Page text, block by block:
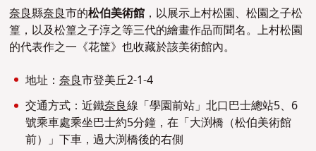
奈良縣奈良市的松伯美術館 ，以展示上村松園、松園之子松
篁，以及松篁之子淳之等三代的繪畫作品而聞名。上村松園
的代表作之一《花筐》也收藏於該美術館內。
地址： 奈良市登美丘2-1-4
交通方式：近鐵奈良線「學園前站」北口巴士總站5、6
號乘車處乘坐巴士約5分鐘，在「大渕橋（松伯美術館
前）」下車，過大渕橋後的右側